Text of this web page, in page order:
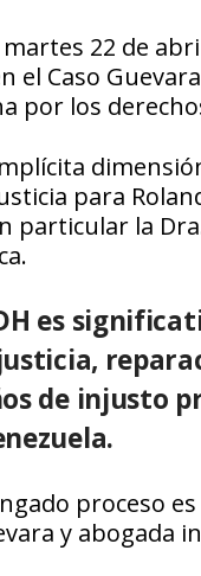
22 de
el Caso
por los
para
particular la
es
de injusto
proceso
y abogada